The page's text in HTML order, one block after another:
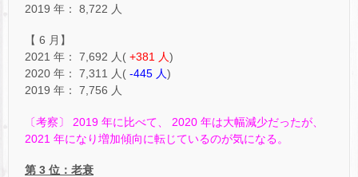
2019 年： 8,722 人
【 6 月】
2021 年： 7,692 人( +381 人)
2020 年： 7,311 人( -445 人)
2019 年： 7,756 人
〔考察〕 2019 年に比べて、 2020 年は大幅減少だったが、
2021 年になり増加傾向に転じているのが気になる。
第 3 位：老衰